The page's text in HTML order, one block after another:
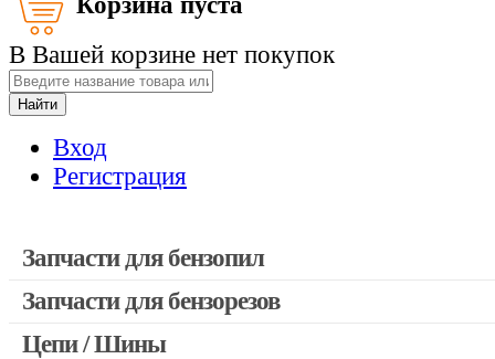
В Вашей корзине нет покупок
Найти
Вход
Регистрация
Запчасти для бензопил
Запчасти для бензопил Stihl
Запчасти для бензопил Husqvarna, Partner
Запчасти для бензорезов
Цепи / Шины